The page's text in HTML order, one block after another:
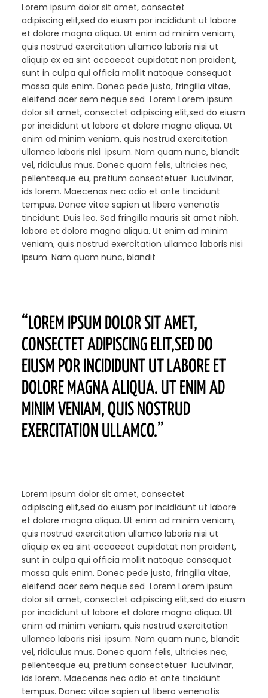
Lorem ipsum dolor sit amet, consectet
adipiscing elit,sed do eiusm por incididunt ut labore
et dolore magna aliqua. Ut enim ad minim veniam,
quis nostrud exercitation ullamco laboris nisi ut
aliquip ex ea sint occaecat cupidatat non proident,
sunt in culpa qui officia mollit natoque consequat
massa quis enim. Donec pede justo, fringilla vitae,
eleifend acer sem neque sed Lorem Lorem ipsum
dolor sit amet, consectet adipiscing elit,sed do eiusm
por incididunt ut labore et dolore magna aliqua. Ut
enim ad minim veniam, quis nostrud exercitation
ullamco laboris nisi ipsum. Nam quam nunc, blandit
vel, ridiculus mus. Donec quam felis, ultricies nec,
pellentesque eu, pretium consectetuer luculvinar,
ids lorem. Maecenas nec odio et ante tincidunt
tempus. Donec vitae sapien ut libero venenatis
tincidunt. Duis leo. Sed fringilla mauris sit amet nibh.
labore et dolore magna aliqua. Ut enim ad minim
veniam, quis nostrud exercitation ullamco laboris nisi
ipsum. Nam quam nunc, blandit
“LOREM IPSUM DOLOR SIT AMET,
CONSECTET ADIPISCING ELIT,SED DO
EIUSM POR INCIDIDUNT UT LABORE ET
DOLORE MAGNA ALIQUA. UT ENIM AD
MINIM VENIAM, QUIS NOSTRUD
EXERCITATION ULLAMCO.”
Lorem ipsum dolor sit amet, consectet
adipiscing elit,sed do eiusm por incididunt ut labore
et dolore magna aliqua. Ut enim ad minim veniam,
quis nostrud exercitation ullamco laboris nisi ut
aliquip ex ea sint occaecat cupidatat non proident,
sunt in culpa qui officia mollit natoque consequat
massa quis enim. Donec pede justo, fringilla vitae,
eleifend acer sem neque sed Lorem Lorem ipsum
dolor sit amet, consectet adipiscing elit,sed do eiusm
por incididunt ut labore et dolore magna aliqua. Ut
enim ad minim veniam, quis nostrud exercitation
ullamco laboris nisi ipsum. Nam quam nunc, blandit
vel, ridiculus mus. Donec quam felis, ultricies nec,
pellentesque eu, pretium consectetuer luculvinar,
ids lorem. Maecenas nec odio et ante tincidunt
tempus. Donec vitae sapien ut libero venenatis